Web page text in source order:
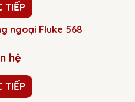
TIẾP
ngoại Fluke 568
hệ
TIẾP